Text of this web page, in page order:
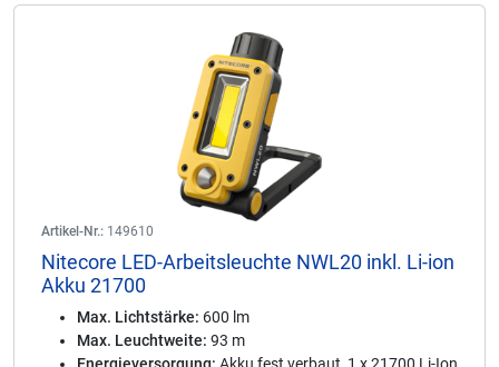
Artikel-Nr.: 149610
Nitecore LED-Arbeitsleuchte NWL20 inkl. Li-ion
Akku 21700
Max. Lichtstärke: 600 lm
Max. Leuchtweite: 93 m